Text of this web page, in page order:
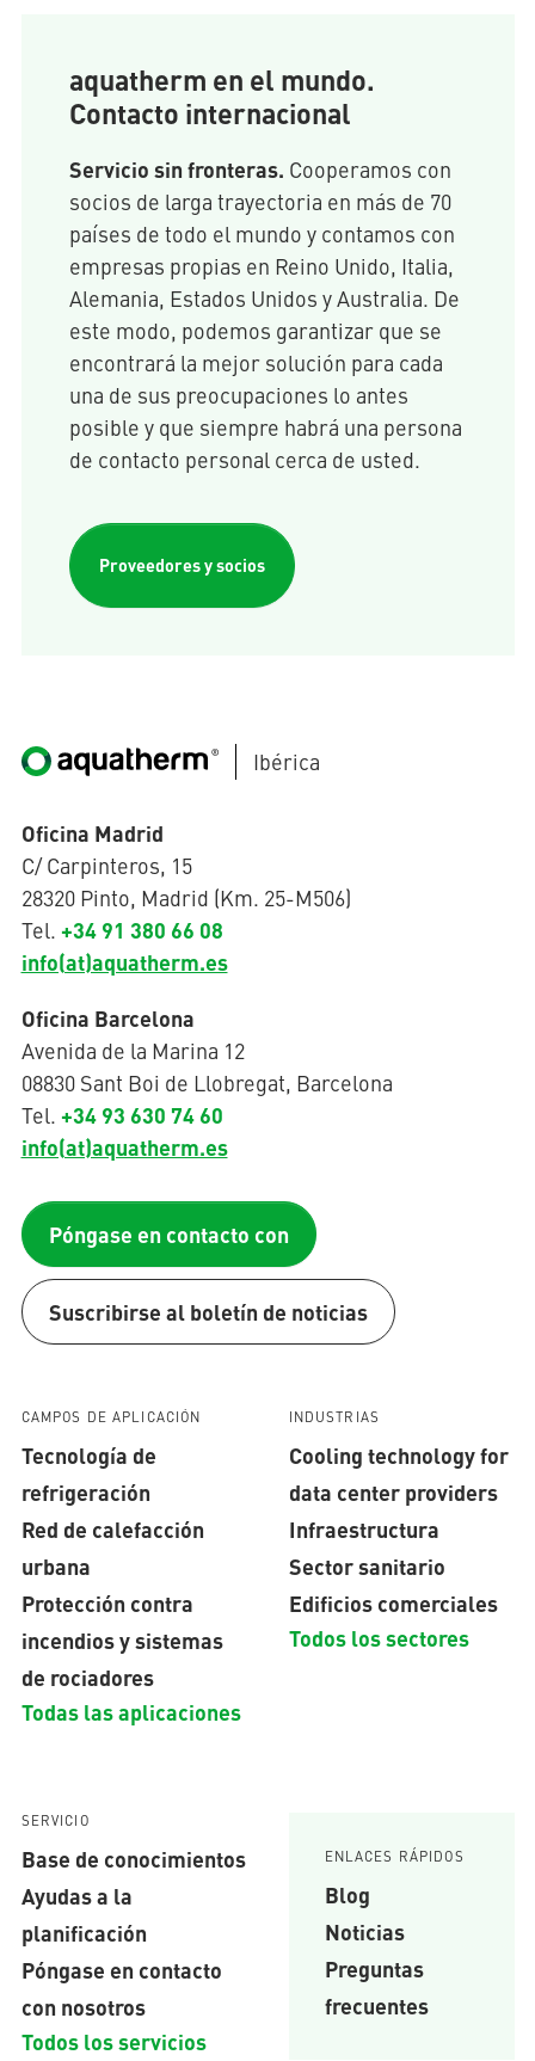
aquatherm en el mundo.
Contacto internacional
Servicio sin fronteras. Cooperamos con
socios de larga trayectoria en más de 70
países de todo el mundo y contamos con
empresas propias en Reino Unido, Italia,
Alemania, Estados Unidos y Australia. De
este modo, podemos garantizar que se
encontrará la mejor solución para cada
una de sus preocupaciones lo antes
posible y que siempre habrá una persona
de contacto personal cerca de usted.
Proveedores y socios
Ibérica
Oficina Madrid
C/ Carpinteros, 15
28320 Pinto, Madrid (Km. 25-M506)
Tel. +34 91 380 66 08
info(at)aquatherm.es
Oficina Barcelona
Avenida de la Marina 12
08830 Sant Boi de Llobregat, Barcelona
Tel. +34 93 630 74 60
info(at)aquatherm.es
Póngase en contacto con
Suscribirse al boletín de noticias
CAMPOS DE APLICACIÓN
Tecnología de
refrigeración
Red de calefacción
urbana
Protección contra
incendios y sistemas
de rociadores
Todas las aplicaciones
INDUSTRIAS
Cooling technology for
data center providers
Infraestructura
Sector sanitario
Edificios comerciales
Todos los sectores
SERVICIO
Base de conocimientos
Ayudas a la
planificación
Póngase en contacto
con nosotros
Todos los servicios
ENLACES RÁPIDOS
Blog
Noticias
Preguntas
frecuentes